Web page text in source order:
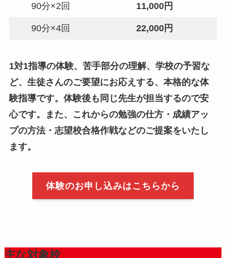
岡山県公立高校一般入試・志願者倍率
2025年2月26日
岡山県公立高校一般入試まであと2週間
2025年1月17日
共通テスト始まる！！
2024年10月15日
2024年7月12日
保護者様の声（令和5年度）
90分×2回 11,000円
90分×4回 22,000円
1対1指導の体験、苦手部分の理解、学校の予習な
ど、生徒さんのご要望にお応えする、本格的な体
験指導です。体験後も同じ先生が担当するので安
心です。また、これからの勉強の仕方・成績アッ
プの方法・志望校合格作戦などのご提案をいたし
ます。
体験のお申し込みはこちらから
主な対象校